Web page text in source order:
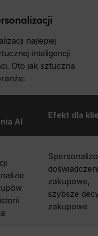
najlepiej
inteligencji
Oto jak sztuczna
AI
Efekt dla
zakupowe,
szybsze
zakupowe